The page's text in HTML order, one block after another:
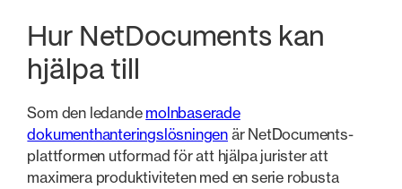
Hur NetDocuments kan
hjälpa till
Som den ledande molnbaserade
dokumenthanteringslösningen är NetDocuments-
plattformen utformad för att hjälpa jurister att
maximera produktiviteten med en serie robusta